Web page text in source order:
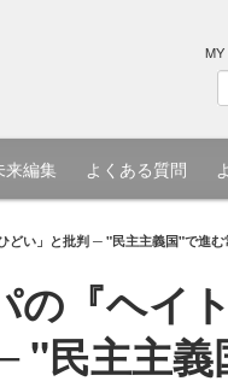
MY
来編集 よくある質問
どい」と批判 ─ "民主主義国"で進
の『ヘイ
"民主主